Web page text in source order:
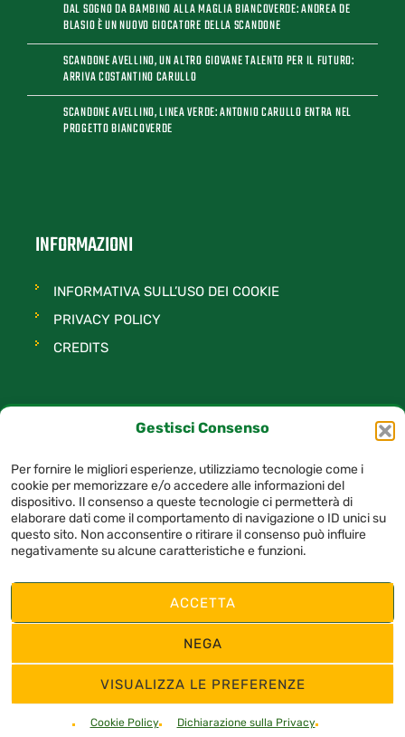
Gestisci Consenso
Per fornire le migliori esperienze, utilizziamo tecnologie come i
cookie per memorizzare e/o accedere alle informazioni del
dispositivo. Il consenso a queste tecnologie ci permetterà di
elaborare dati come il comportamento di navigazione o ID unici su
questo sito. Non acconsentire o ritirare il consenso può influire
negativamente su alcune caratteristiche e funzioni.
ACCETTA
NEGA
VISUALIZZA LE PREFERENZE
Cookie Policy Dichiarazione sulla Privacy
DAL SOGNO DA BAMBINO ALLA MAGLIA BIANCOVERDE: ANDREA DE
BLASIO È UN NUOVO GIOCATORE DELLA SCANDONE
SCANDONE AVELLINO, UN ALTRO GIOVANE TALENTO PER IL FUTURO:
ARRIVA COSTANTINO CARULLO
SCANDONE AVELLINO, LINEA VERDE: ANTONIO CARULLO ENTRA NEL
PROGETTO BIANCOVERDE
INFORMAZIONI
INFORMATIVA SULL’USO DEI COOKIE
PRIVACY POLICY
CREDITS
avellino basket Felice Scandone
© 2025 A.S.D. Felice Scandone Avellino – P.I. 03163380649– Tutti i diritti
riservati
Privacy Policy/Social Media Policy/Termini e condizioni/Cookie Policy/
Credits